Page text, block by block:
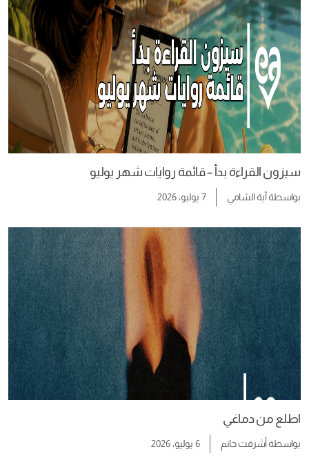
سيزون القراءة بدأ – قائمة روايات شهر يوليو
بواسطةآية الشامي 7 يوليو، 2026
اطلع من دماغي
بواسطةأشرقت حاتم 6 يوليو، 2026